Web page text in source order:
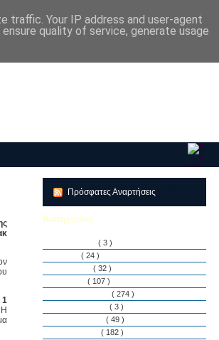
1
Πρόσφατες Αναρτήσεις
Κατηγορίες
( 3 )
( 24 )
( 32 )
( 107 )
( 274 )
( 3 )
( 49 )
( 182 )
traffic. Your IP address and user-agent
quality of service, generate usage